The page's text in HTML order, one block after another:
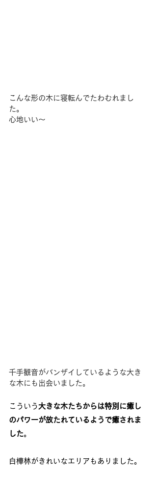
こんな形の木に寝転んでたわむれまし
た。
心地いい～
千手観音がバンザイしているような大き
な木にも出会いました。
こういう 大きな木たちからは特別に癒し
のパワーが放たれているようで癒されま
した。
白樺林がきれいなエリアもありました。